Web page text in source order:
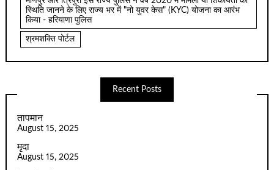
स्थिति जानने के लिए राज्य भर में "नो युवर केस" (KYC) योजना का आरंभ
किया - हरियाणा पुलिस
श्रमशक्ति पोर्टल
Recent Posts
तापमान
August 15, 2025
मृदा
August 15, 2025